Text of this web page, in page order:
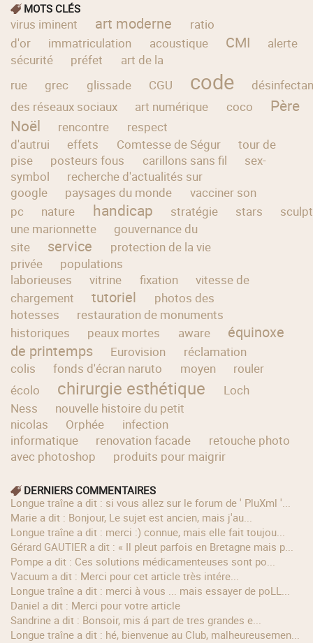
MOTS CLÉS
virus iminent art moderne
ratio
d'or
immatriculation acoustique CMI
alerte
sécurité
préfet
art de la
rue
grec glissade CGU code
des réseaux sociaux
art numérique coco
Père
Noël
rencontre
respect
d'autrui
effets Comtesse de Ségur
tour de
pise
posteurs fous carillons sans fil
sex-
symbol
recherche d'actualités sur
google
paysages du monde
vacciner son
pc
nature handicap stratégie stars
une marionnette
gouvernance du
site
service
protection de la vie
privée
populations
laborieuses
vitrine fixation
vitesse de
chargement
tutoriel
photos des
hotesses
restauration de monuments
historiques
peaux mortes aware
équinoxe
de printemps
Eurovision
réclamation
colis
fonds d'écran naruto moyen
rouler
écolo
chirurgie esthétique
Loch
Ness
nouvelle histoire du petit
nicolas
Orphée
infection
informatique
renovation facade
retouche photo
avec photoshop
produits pour maigrir
DERNIERS COMMENTAIRES
longue traîne a dit : si vous allez sur le forum de ' PluXml '...
Marie a dit : Bonjour, Le sujet est ancien, mais j'au...
longue traîne a dit : merci :) connue, mais elle fait toujou...
Gérard GAUTIER a dit : « Il pleut parfois en Bretagne mais p...
Pompe a dit : Ces solutions médicamenteuses sont po...
Vacuum a dit : Merci pour cet article très intére...
longue traîne a dit : merci à vous ... mais essayer de poLL...
Daniel a dit : Merci pour votre article
Sandrine a dit : Bonsoir, mis á part de tres grandes e...
longue traîne a dit : hé, bienvenue au Club, malheureusemen...